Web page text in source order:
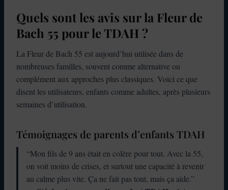
Quels sont les avis sur la Fleur de
Bach 55 pour le TDAH ?
La Fleur de Bach 55 est aujourd’hui utilisée dans de
nombreuses familles, souvent comme alternative ou
complément aux approches plus classiques. Voici ce que
disent les utilisateurs, enfants comme adultes, après plusieurs
semaines d’utilisation.
Témoignages de parents d’enfants TDAH
“Mon fils de 9 ans était en colère pour tout. Avec la 55,
on voit moins de crises, et surtout une capacité à revenir
au calme plus vite. Ça ne fait pas tout, mais ça aide.”